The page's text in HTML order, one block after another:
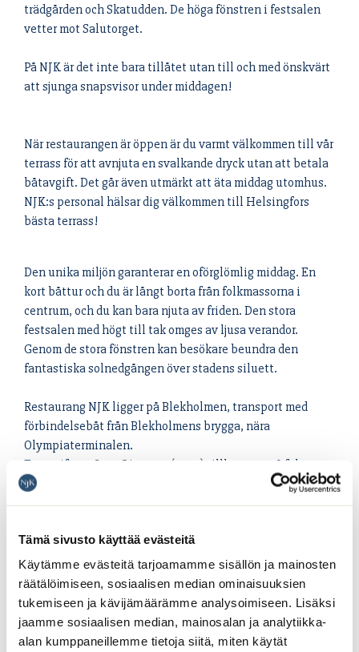
Tämä sivusto käyttää evästeitä
Käytämme evästeitä tarjoamamme sisällön ja mainosten
räätälöimiseen, sosiaalisen median ominaisuuksien
tukemiseen ja kävijämäärämme analysoimiseen. Lisäksi
jaamme sosiaalisen median, mainosalan ja analytiikka-
alan kumppaneillemme tietoja siitä, miten käytät
trädgården och Skatudden. De höga fönstren i festsalen
vetter mot Salutorget.
På NJK är det inte bara tillåtet utan till och med önskvärt
att sjunga snapsvisor under middagen!
När restaurangen är öppen är du varmt välkommen till vår
terrass för att avnjuta en svalkande dryck utan att betala
båtavgift. Det går även utmärkt att äta middag utomhus.
NJK:s personal hälsar dig välkommen till Helsingfors
bästa terrass!
Den unika miljön garanterar en oförglömlig middag. En
kort båttur och du är långt borta från folkmassorna i
centrum, och du kan bara njuta av friden. Den stora
festsalen med högt till tak omges av ljusa verandor.
Genom de stora fönstren kan besökare beundra den
fantastiska solnedgången över stadens siluett.
Restaurang NJK ligger på Blekholmen, transport med
förbindelsebåt från Blekholmens brygga, nära
Olympiaterminalen.
En avgift om 8,40 €/person (2025) tillkommer på fakturan
för båttransporten. Det går dock bra att besöka terrassen
utan att betala för båtfärden.
Till Blekholmen år 1900 byggda villa-liknande restaurang
är en av de bästa festlokalerna under sommarsäsongen
och stadens mest populära kräft- och middagsrestaurang.